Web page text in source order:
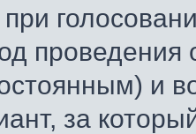
при
проведения
и
за